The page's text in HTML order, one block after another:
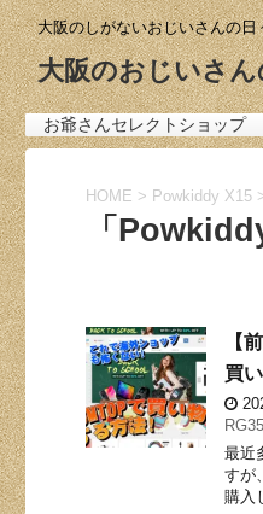
大阪のしがないおじいさんの日
大阪のおじいさ
お爺さんセレクトショップ
HOME > Powkiddy X15
「
【
買
最近
すが
購入